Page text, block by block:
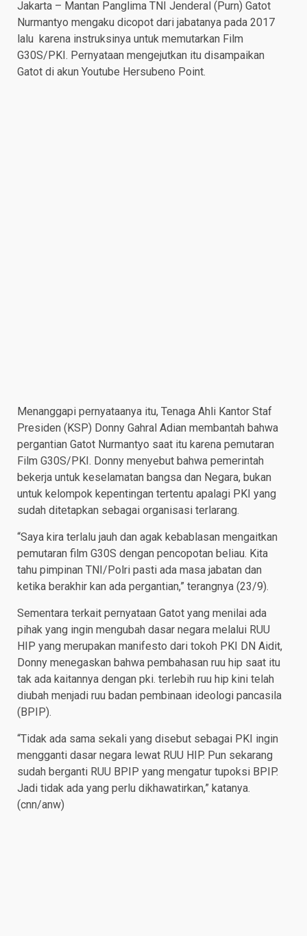
Jakarta – Mantan Panglima TNI Jenderal (Purn) Gatot
Nurmantyo mengaku dicopot dari jabatanya pada 2017
lalu karena instruksinya untuk memutarkan Film
G30S/PKI. Pernyataan mengejutkan itu disampaikan
Gatot di akun Youtube Hersubeno Point.
Menanggapi pernyataanya itu, Tenaga Ahli Kantor Staf
Presiden (KSP) Donny Gahral Adian membantah bahwa
pergantian Gatot Nurmantyo saat itu karena pemutaran
Film G30S/PKI. Donny menyebut bahwa pemerintah
bekerja untuk keselamatan bangsa dan Negara, bukan
untuk kelompok kepentingan tertentu apalagi PKI yang
sudah ditetapkan sebagai organisasi terlarang.
“Saya kira terlalu jauh dan agak kebablasan mengaitkan
pemutaran film G30S dengan pencopotan beliau. Kita
tahu pimpinan TNI/Polri pasti ada masa jabatan dan
ketika berakhir kan ada pergantian,” terangnya (23/9).
Sementara terkait pernyataan Gatot yang menilai ada
pihak yang ingin mengubah dasar negara melalui RUU
HIP yang merupakan manifesto dari tokoh PKI DN Aidit,
Donny menegaskan bahwa pembahasan ruu hip saat itu
tak ada kaitannya dengan pki. terlebih ruu hip kini telah
diubah menjadi ruu badan pembinaan ideologi pancasila
(BPIP).
“Tidak ada sama sekali yang disebut sebagai PKI ingin
mengganti dasar negara lewat RUU HIP. Pun sekarang
sudah berganti RUU BPIP yang mengatur tupoksi BPIP.
Jadi tidak ada yang perlu dikhawatirkan,” katanya.
(cnn/anw)